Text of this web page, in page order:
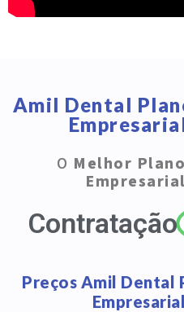
Amil Dental
O Melhor
Contratação
Preços Amil Dental